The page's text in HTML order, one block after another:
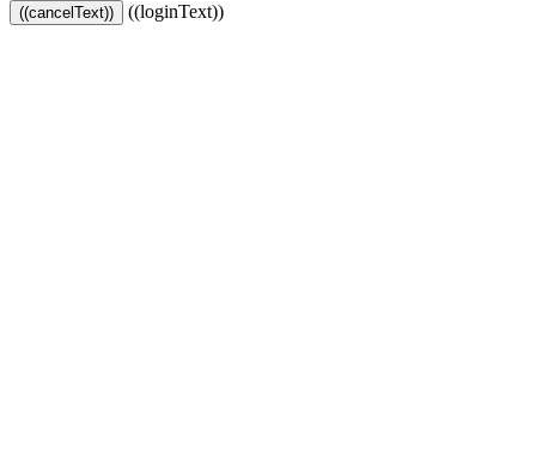
((cancelText)) ((loginText))